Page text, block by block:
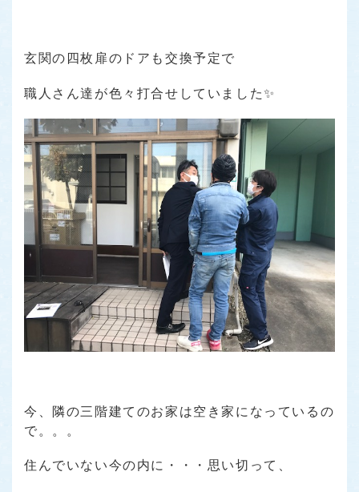
玄関の四枚扉のドアも交換予定で
職人さん達が色々打合せしていました✨
今、隣の三階建てのお家は空き家になっているの
で。。。
住んでいない今の内に・・・思い切って、